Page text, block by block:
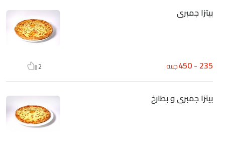
بيتزا جمبرى
235 - 450 جنيه 2
بيتزا جمبرى و بطارخ